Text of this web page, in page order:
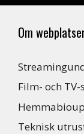
Om
Film- och
Teknisk